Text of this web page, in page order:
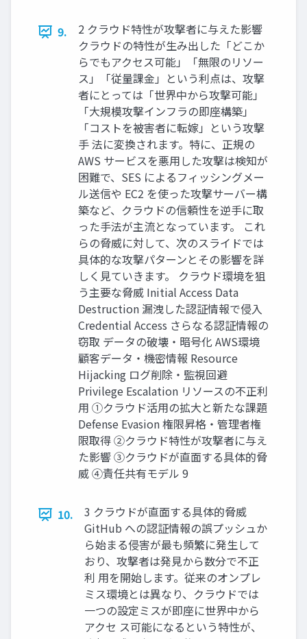
9.
2 クラウド特性が攻撃者に与えた影響
クラウドの特性が生み出した「どこか
らでもアクセス可能」「無限のリソー
ス」「従量課金」という利点は、攻撃
者にとっては「世界中から攻撃可能」
「大規模攻撃インフラの即座構築」
「コストを被害者に転嫁」という攻撃
手 法に変換されます。特に、正規の
AWS サービスを悪用した攻撃は検知が
困難で、SES によるフィッシングメー
ル送信や EC2 を使った攻撃サーバー構
築など、クラウドの信頼性を逆手に取
った手法が主流となっています。 これ
らの脅威に対して、次のスライドでは
具体的な攻撃パターンとその影響を詳
しく見ていきます。 クラウド環境を狙
う主要な脅威 Initial Access Data
Destruction 漏洩した認証情報で侵⼊
Credential Access さらなる認証情報の
窃取 データの破壊・暗号化 AWS環境
顧客データ・機密情報 Resource
Hijacking ログ削除・監視回避
Privilege Escalation リソースの不正利
⽤ ①クラウド活用の拡大と新たな課題
Defense Evasion 権限昇格・管理者権
限取得 ②クラウド特性が攻撃者に与え
た影響 ③クラウドが直面する具体的脅
威 ④責任共有モデル 9
10.
3 クラウドが直面する具体的脅威
GitHub への認証情報の誤プッシュか
ら始まる侵害が最も頻繁に発生して
おり、攻撃者は発見から数分で不正
利 用を開始します。従来のオンプレ
ミス環境とは異なり、クラウドでは
一つの設定ミスが即座に世界中から
アクセ ス可能になるという特性が、